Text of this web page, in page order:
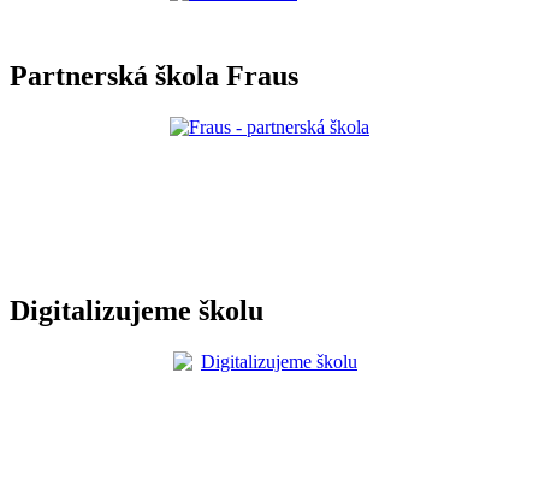
Partnerská škola Fraus
Digitalizujeme školu